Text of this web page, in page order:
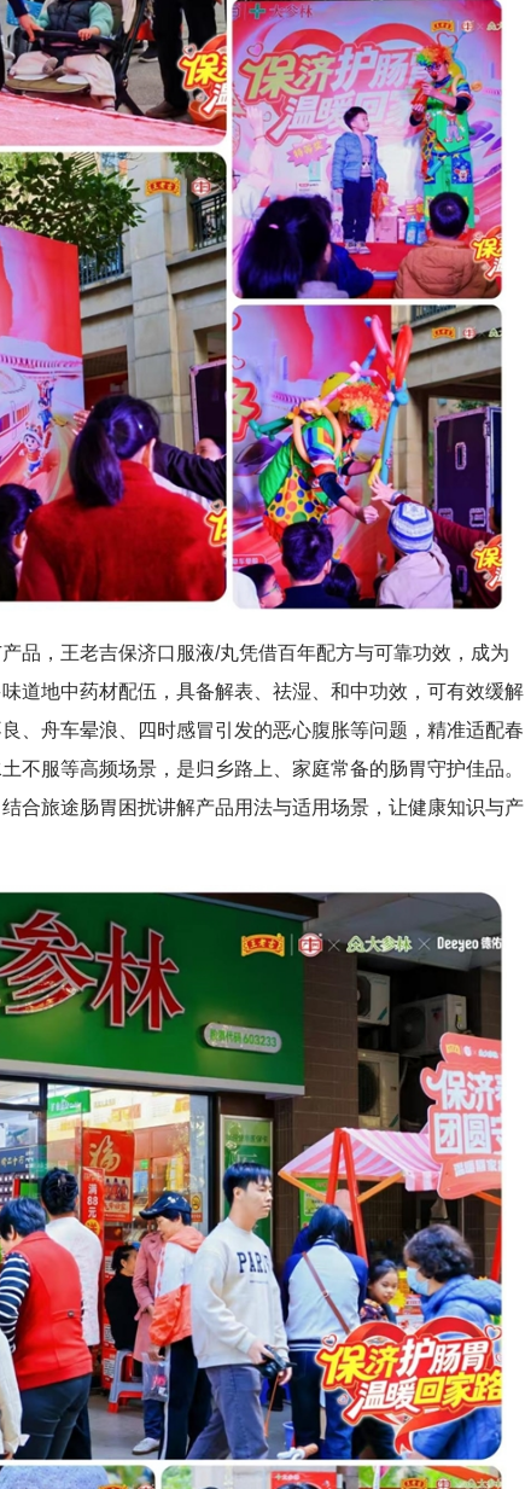
品，王老吉保济口服液/丸凭借百年配方与可靠功效，成为
道地中药材配伍，具备解表、祛湿、和中功效，可有效缓解
、舟车晕浪、四时感冒引发的恶心腹胀等问题，精准适配春
不服等高频场景，是归乡路上、家庭常备的肠胃守护佳品。
合旅途肠胃困扰讲解产品用法与适用场景，让健康知识与产